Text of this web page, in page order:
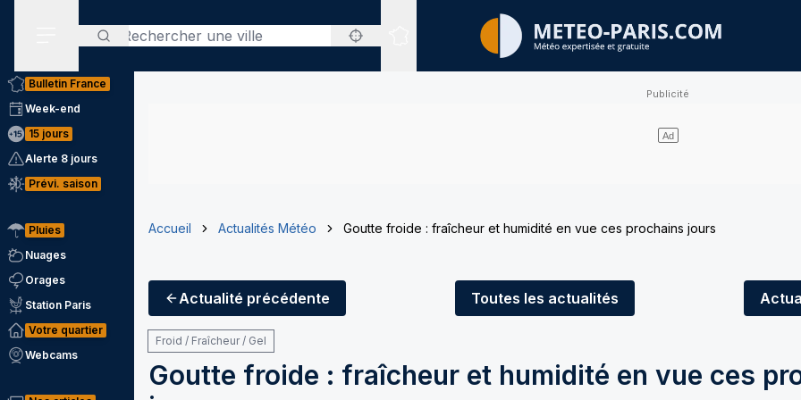
Rechercher
Sites expertisés
Bulletin France
Week-end
15 jours
Alerte 8 jours
Prévi. saison
Pluies
Nuages
Orages
Station Paris
Votre quartier
Webcams
Accueil Actualités Météo Goutte froide : fraîcheur et humidité en vue ces prochains jours
Actualité précédente Toutes les actualités
Froid / Fraîcheur / Gel
Goutte froide : fraîcheur et humidité en vue ces